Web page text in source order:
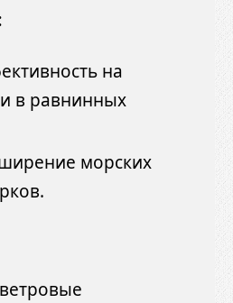
на
в равнинных
морских